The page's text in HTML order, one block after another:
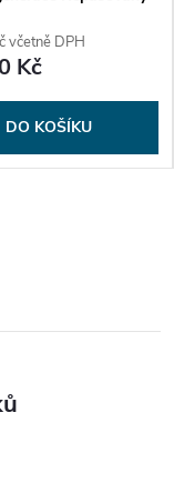
včetně DPH
Kč
DO KOŠÍKU